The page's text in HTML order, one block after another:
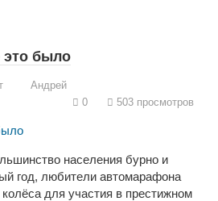
это было
Андрей
0
503 просмотров
населения бурно и
год, любители автомарафона
для участия в престижном